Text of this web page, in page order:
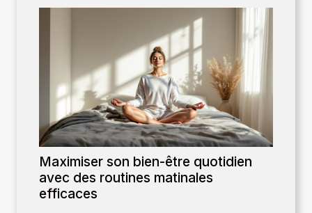
Maximiser son bien-être quotidien
avec des routines matinales
efficaces